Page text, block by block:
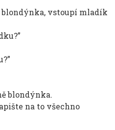
blondýnka, vstoupí mladík
blondýnka.
na to všechno